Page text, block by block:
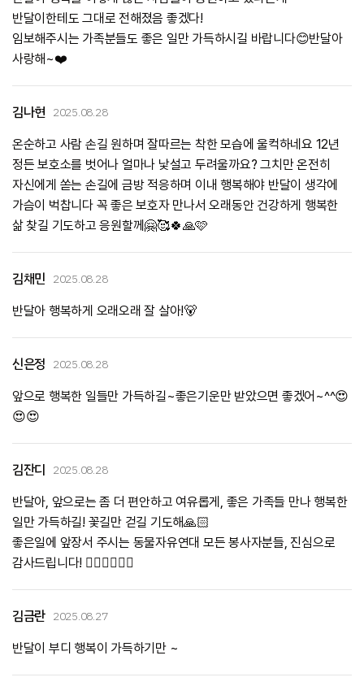
반달이한테도 그대로 전해졌음 좋겠다!
임보해주시는 가족분들도 좋은 일만 가득하시길 바랍니다😊반달아
사랑해~❤️
김나현 2025.08.28
온순하고 사람 손길 원하며 잘따르는 착한 모습에 울컥하네요 12년
정든 보호소를 벗어나 얼마나 낯설고 두려울까요? 그치만 온전히
자신에게 쏟는 손길에 금방 적응하며 이내 행복해야 반달이 생각에
가슴이 벅찹니다 꼭 좋은 보호자 만나서 오래동안 건강하게 행복한
삶 찾길 기도하고 응원할께🤗🥰🍀🙏🩷
김채민 2025.08.28
반달아 행복하게 오래오래 잘 살아!🐻
신은정 2025.08.28
앞으로 행복한 일들만 가득하길~좋은기운만 받았으면 좋겠어~^^😍
😍😍
김잔디 2025.08.28
반달아, 앞으로는 좀 더 편안하고 여유롭게, 좋은 가족들 만나 행복한
일만 가득하길! 꽃길만 걷길 기도해🙏🏻
좋은일에 앞장서 주시는 동물자유연대 모든 봉사자분들, 진심으로
김금란 2025.08.27
반달이 부디 행복이 가득하기만 ~